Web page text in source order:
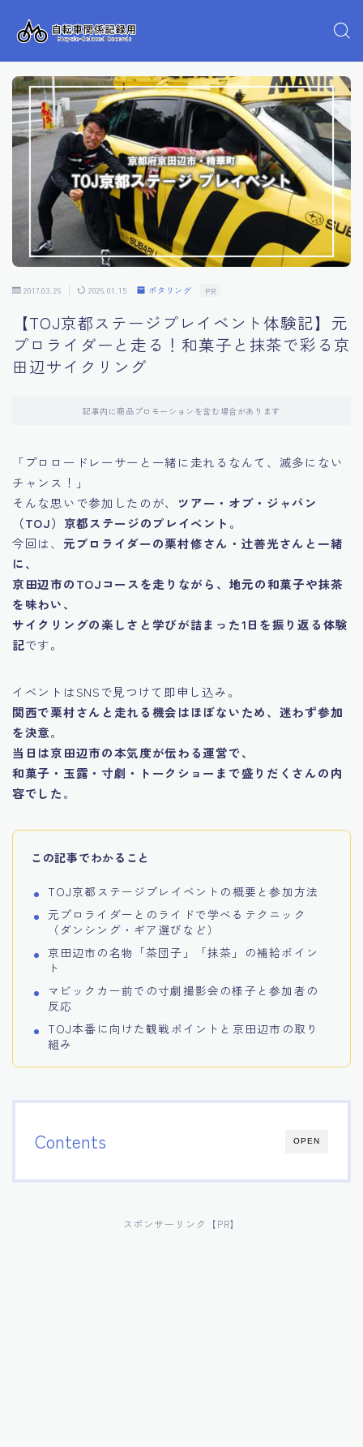
2017.03.26 2026.01.15 ポタリング PR
【TOJ京都ステージプレイベント体験記】元
プロライダーと走る！和菓子と抹茶で彩る京
田辺サイクリング
記事内に商品プロモーションを含む場合があります
「プロロードレーサーと一緒に走れるなんて、滅多にない
チャンス！」
そんな思いで参加したのが、 ツアー・オブ・ジャパン
（TOJ）京都ステージのプレイベント 。
今回は、 元プロライダーの栗村修さん・辻善光さんと一緒
に、
京田辺市のTOJコースを走りながら、地元の和菓子や抹茶
を味わい、
サイクリングの楽しさと学びが詰まった1日を振り返る体験
記です。
イベントはSNSで見つけて即申し込み。
関西で栗村さんと走れる機会はほぼないため、迷わず参加
を決意。
当日は京田辺市の本気度が伝わる運営で、
和菓子・玉露・寸劇・トークショーまで盛りだくさんの内
容でした。
この記事でわかること
TOJ京都ステージプレイベントの概要と参加方法
元プロライダーとのライドで学べるテクニック
（ダンシング・ギア選びなど）
京田辺市の名物「茶団子」「抹茶」の補給ポイン
ト
マビックカー前での寸劇撮影会の様子と参加者の
反応
TOJ本番に向けた観戦ポイントと京田辺市の取り
組み
OPEN
Contents
スポンサーリンク【PR】